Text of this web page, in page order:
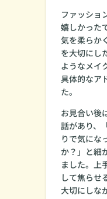
ファッショ
嬉しかった
気を柔らか
を大切にし
ようなメイ
具体的なア
た。
お見合い後
話があり、
りで気にな
か？」と細
ました。上
して焦らせ
大切にしな